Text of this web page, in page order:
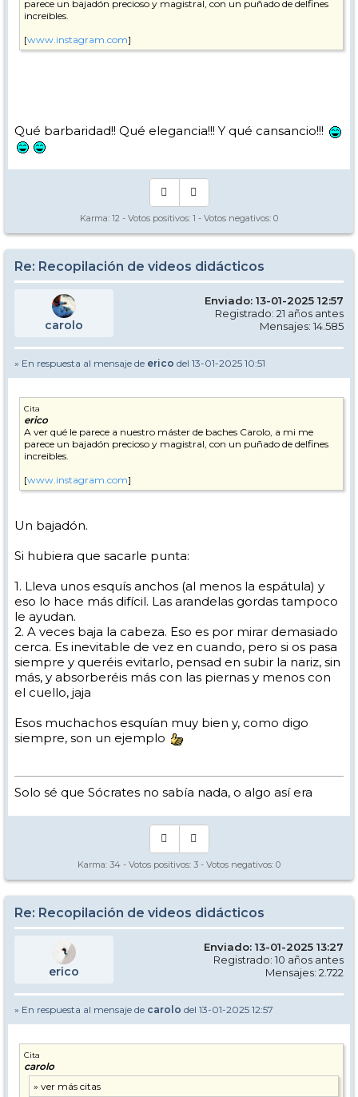
parece un bajadón precioso y magistral, con un puñado de delfines
increibles.
[www.instagram.com]
Qué barbaridad!! Qué elegancia!!! Y qué cansancio!!!
Karma: 12 - Votos positivos: 1 - Votos negativos: 0
Re: Recopilación de videos didácticos
carolo
Enviado: 13-01-2025 12:57
Registrado: 21 años antes
Mensajes: 14.585
» En respuesta al mensaje de erico del 13-01-2025 10:51
Cita
erico
A ver qué le parece a nuestro máster de baches Carolo, a mi me
parece un bajadón precioso y magistral, con un puñado de delfines
increibles.
[www.instagram.com]
Un bajadón.
Si hubiera que sacarle punta:
1. Lleva unos esquís anchos (al menos la espátula) y
eso lo hace más difícil. Las arandelas gordas tampoco
le ayudan.
2. A veces baja la cabeza. Eso es por mirar demasiado
cerca. Es inevitable de vez en cuando, pero si os pasa
siempre y queréis evitarlo, pensad en subir la nariz, sin
más, y absorberéis más con las piernas y menos con
el cuello, jaja
Esos muchachos esquían muy bien y, como digo
siempre, son un ejemplo
Solo sé que Sócrates no sabía nada, o algo así era
Karma: 34 - Votos positivos: 3 - Votos negativos: 0
Re: Recopilación de videos didácticos
erico
Enviado: 13-01-2025 13:27
Registrado: 10 años antes
Mensajes: 2.722
» En respuesta al mensaje de carolo del 13-01-2025 12:57
Cita
carolo